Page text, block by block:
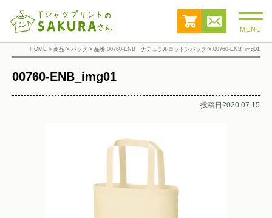
MENU
HOME > 商品 > バッグ > 品番:00760-ENB ナチュラルコットンバッグ > 00760-ENB_img01
00760-ENB_img01
投稿日2020.07.15